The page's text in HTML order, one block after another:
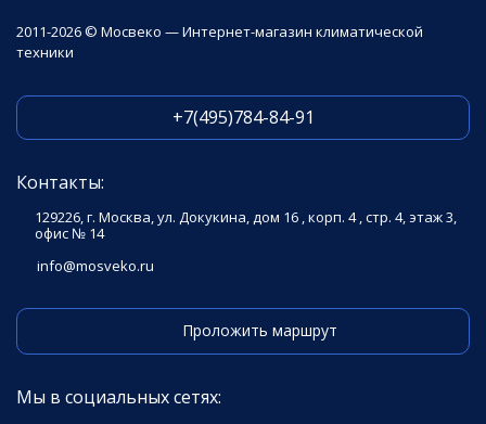
2011-2026 © Мосвеко — Интернет-магазин климатической
техники
+7(495)784-84-91
Контакты:
129226, г. Москва, ул. Докукина, дом 16 , корп. 4 , стр. 4, этаж 3,
офис № 14
info@mosveko.ru
Проложить маршрут
Мы в социальных сетях: